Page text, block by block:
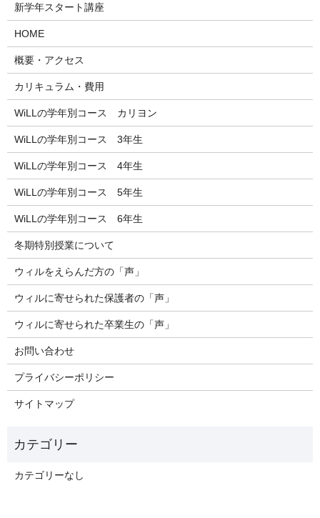
新学年スタート講座
HOME
概要・アクセス
カリキュラム・費用
WiLLの学年別コース カリヨン
WiLLの学年別コース 3年生
WiLLの学年別コース 4年生
WiLLの学年別コース 5年生
WiLLの学年別コース 6年生
冬期特別授業について
ウィルをえらんだ方の「声」
ウィルに寄せられた保護者の「声」
ウィルに寄せられた卒業生の「声」
お問い合わせ
プライバシーポリシー
サイトマップ
カテゴリーなし